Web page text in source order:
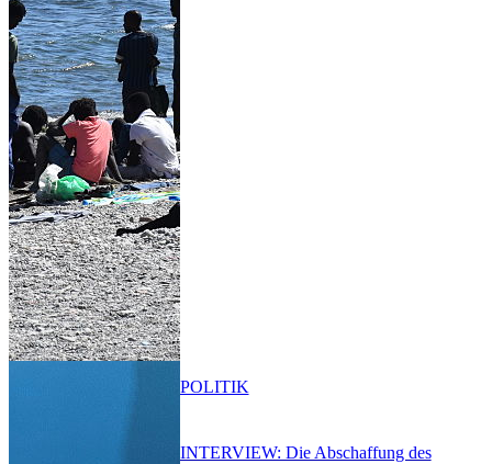
INTERVIEW: Die Abschaffung des
POLITIK